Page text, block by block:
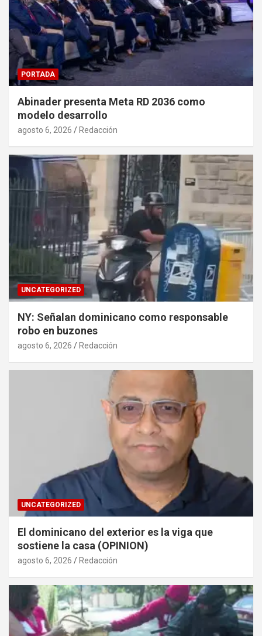
PORTADA
Abinader presenta Meta RD 2036 como
modelo desarrollo
agosto 6, 2026 Redacción
UNCATEGORIZED
NY: Señalan dominicano como responsable
robo en buzones
agosto 6, 2026 Redacción
UNCATEGORIZED
El dominicano del exterior es la viga que
sostiene la casa (OPINION)
agosto 6, 2026 Redacción